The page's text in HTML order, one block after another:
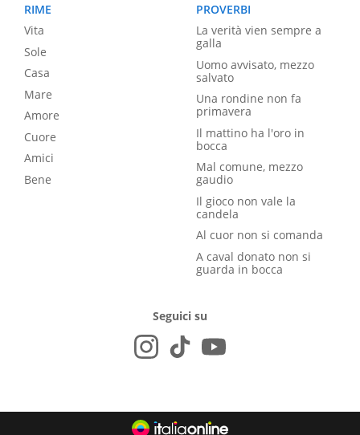
RIME
Vita
Sole
Casa
Mare
Amore
Cuore
Amici
Bene
PROVERBI
La verità vien sempre a
galla
Uomo avvisato, mezzo
salvato
Una rondine non fa
primavera
Il mattino ha l'oro in
bocca
Mal comune, mezzo
gaudio
Il gioco non vale la
candela
Al cuor non si comanda
A caval donato non si
guarda in bocca
Seguici su